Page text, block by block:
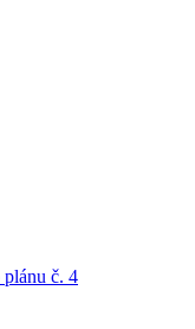
plánu č. 4